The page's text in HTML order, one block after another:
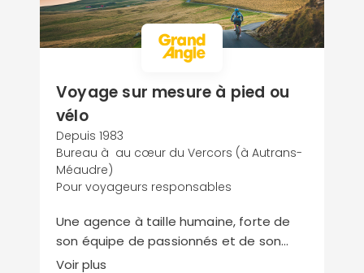
Voyage sur mesure à pied ou
vélo
Depuis 1983
Bureau à au cœur du Vercors (à Autrans-
Méaudre)
Pour voyageurs responsables
Une agence à taille humaine, forte de
son équipe de passionnés et de son
identité sportive. Créée au cœur du
Voir plus